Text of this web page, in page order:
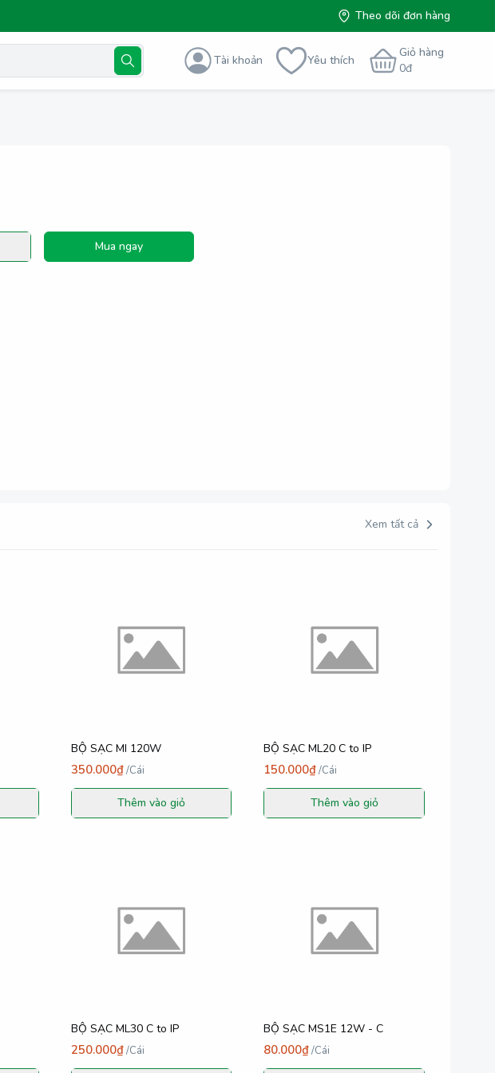
Theo dõi đơn hàng
Tài khoản Yêu thích
Giỏ hàng
0đ
Mua ngay
Xem tất cả
BỘ SẠC MI 120W
350.000₫/Cái
Thêm vào giỏ
BỘ SẠC ML20 C to IP
150.000₫/Cái
Thêm vào giỏ
BỘ SẠC ML30 C to IP
250.000₫/Cái
BỘ SẠC MS1E 12W - C
80.000₫/Cái